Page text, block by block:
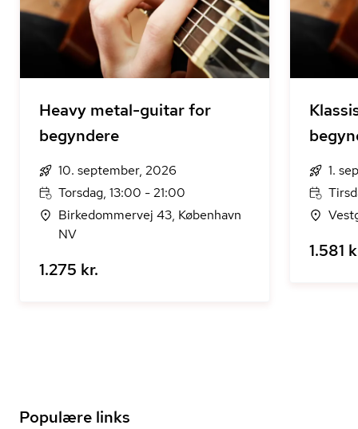
Heavy metal-guitar for
begyndere
10. september, 2026
Torsdag, 13:00 - 21:00
Birkedommervej 43, København
NV
1.275 kr.
1.
1.581
Populære links